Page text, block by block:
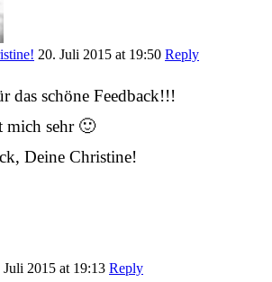
20. Juli 2015 at 19:50 Reply
das schöne Feedback!!!
mich sehr 🙂
Deine Christine!
Juli 2015 at 19:13 Reply